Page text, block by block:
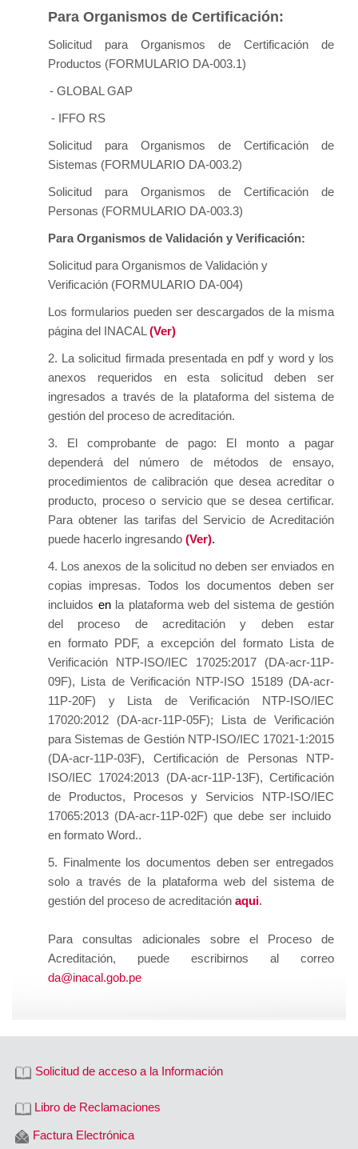
Para Organismos de Certificación:
Solicitud para Organismos de Certificación de
Productos (FORMULARIO DA-003.1)
- GLOBAL GAP
- IFFO RS
Solicitud para Organismos de Certificación de
Sistemas (FORMULARIO DA-003.2)
Solicitud para Organismos de Certificación de
Personas (FORMULARIO DA-003.3)
Para Organismos de Validación y Verificación:
Solicitud para Organismos de Validación y
Verificación (FORMULARIO DA-004)
Los formularios pueden ser descargados de la misma
página del INACAL (Ver)
2. La solicitud firmada presentada en pdf y word y los
anexos requeridos en esta solicitud deben ser
ingresados a través de la plataforma del sistema de
gestión del proceso de acreditación.
3. El comprobante de pago: El monto a pagar
dependerá del número de métodos de ensayo,
procedimientos de calibración que desea acreditar o
producto, proceso o servicio que se desea certificar.
Para obtener las tarifas del Servicio de Acreditación
puede hacerlo ingresando (Ver).
4. Los anexos de la solicitud no deben ser enviados en
copias impresas. Todos los documentos deben ser
incluidos enla plataforma web del sistema de gestión
del proceso de acreditación y deben estar
en formato PDF, a excepción del formato Lista de
Verificación NTP-ISO/IEC 17025:2017 (DA-acr-11P-
09F), Lista de Verificación NTP-ISO 15189 (DA-acr-
11P-20F) y Lista de Verificación NTP-ISO/IEC
17020:2012 (DA-acr-11P-05F); Lista de Verificación
para Sistemas de Gestión NTP-ISO/IEC 17021-1:2015
(DA-acr-11P-03F), Certificación de Personas NTP-
ISO/IEC 17024:2013 (DA-acr-11P-13F), Certificación
de Productos, Procesos y Servicios NTP-ISO/IEC
17065:2013 (DA-acr-11P-02F) que debe ser incluido
en formato Word..
5. Finalmente los documentos deben ser entregados
solo a través de la plataforma web del sistema de
gestión del proceso de acreditación aqui.
Para consultas adicionales sobre el Proceso de
Acreditación, puede escribirnos al correo
da@inacal.gob.pe
Solicitud de acceso a la Información
Libro de Reclamaciones
Factura Electrónica